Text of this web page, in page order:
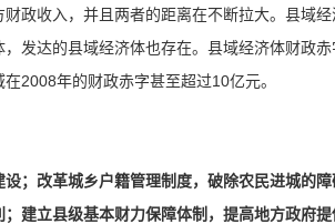
政收入，并且两者的距离在不断拉大。县域
发达的县域经济体也存在。县域经济体财政
2008年的财政赤字甚至超过10亿元。
；改革城乡户籍管理制度，破除农民进城的
建立县级基本财力保障体制，提高地方政府